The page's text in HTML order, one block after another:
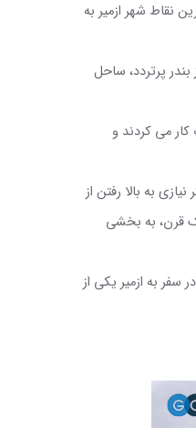
نقاط شهر ازمیر به
پرتردد، ساحل
کار می کردند و
به بالا رفتن از
قرن، به بخشی
سفر به ازمیر یکی از